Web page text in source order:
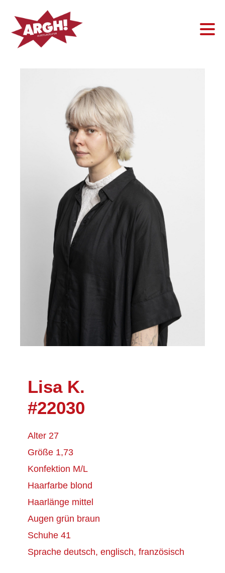
Lisa K.
#22030
Alter 27
Größe 1,73
Konfektion M/L
Haarfarbe blond
Haarlänge mittel
Augen grün braun
Schuhe 41
Sprache deutsch, englisch, französisch